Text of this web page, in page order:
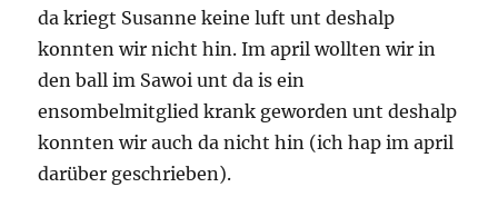
da kriegt Susanne keine luft unt deshalp
konnten wir nicht hin. Im april wollten wir in
den ball im Sawoi unt da is ein
ensombelmitglied krank geworden unt deshalp
konnten wir auch da nicht hin (ich hap im april
darüber geschrieben).